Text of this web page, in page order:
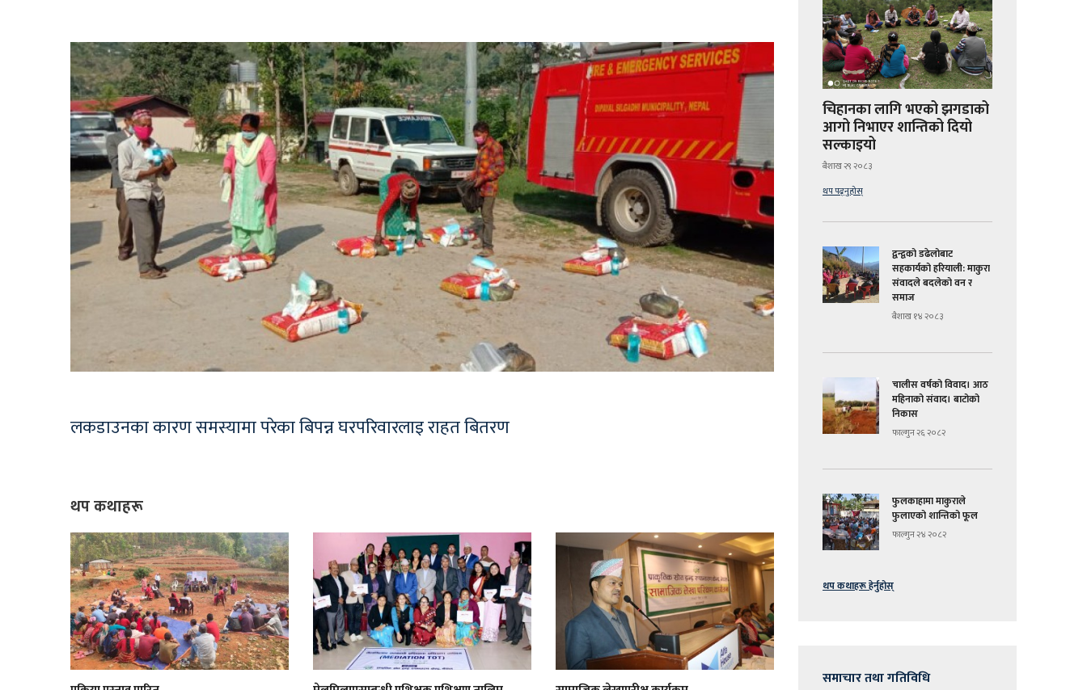
लकडाउनका कारण समस्यामा परेका बिपन्न घरपरिवारलाइ राहत बितरण
थप कथाहरू
चिहानका लागि भएको झगडाको
आगो निभाएर शान्तिको दियो
सल्काइयो
बैशाख २९ २०८३
थप पढ्नुहोस्
द्वन्द्वको डढेलोबाट
सहकार्यको हरियाली: माकुरा
संवादले बदलेको वन र
समाज
बैशाख १४ २०८३
चालीस वर्षको विवाद। आठ
महिनाको संवाद। बाटोको
निकास
फाल्गुन २६ २०८२
फुलकाहामा माकुराले
फुलाएको शान्तिको फूल
फाल्गुन २४ २०८२
थप कथाहरू हेर्नुहोस्
समाचार तथा गतिविधि